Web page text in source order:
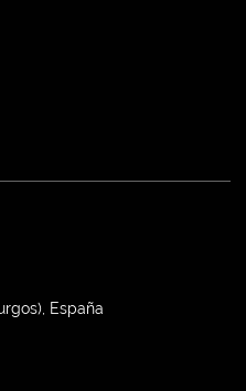
España